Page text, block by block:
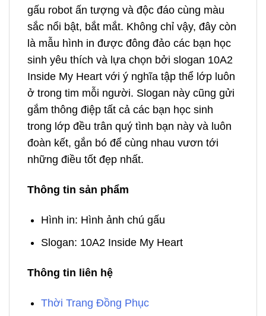
gấu robot ấn tượng và độc đáo cùng màu
sắc nổi bật, bắt mắt. Không chỉ vậy, đây còn
là mẫu hình in được đông đảo các bạn học
sinh yêu thích và lựa chọn bởi slogan 10A2
Inside My Heart với ý nghĩa tập thể lớp luôn
ở trong tim mỗi người. Slogan này cũng gửi
gắm thông điệp tất cả các bạn học sinh
trong lớp đều trân quý tình bạn này và luôn
đoàn kết, gắn bó để cùng nhau vươn tới
những điều tốt đẹp nhất.
Thông tin sản phẩm
Hình in: Hình ảnh chú gấu
Slogan: 10A2 Inside My Heart
Thông tin liên hệ
Thời Trang Đồng Phục